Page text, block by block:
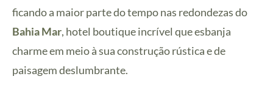
ficando a maior parte do tempo nas redondezas do
Bahia Mar, hotel boutique incrível que esbanja
charme em meio à sua construção rústica e de
paisagem deslumbrante.